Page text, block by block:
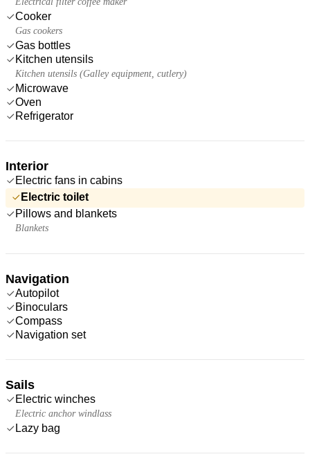
Cooker
Gas cookers
Gas bottles
Kitchen utensils
Kitchen utensils (Galley equipment, cutlery)
Microwave
Oven
Refrigerator
Interior
Electric fans in cabins
Electric toilet
Pillows and blankets
Blankets
Navigation
Autopilot
Binoculars
Compass
Navigation set
Sails
Electric winches
Electric anchor windlass
Lazy bag